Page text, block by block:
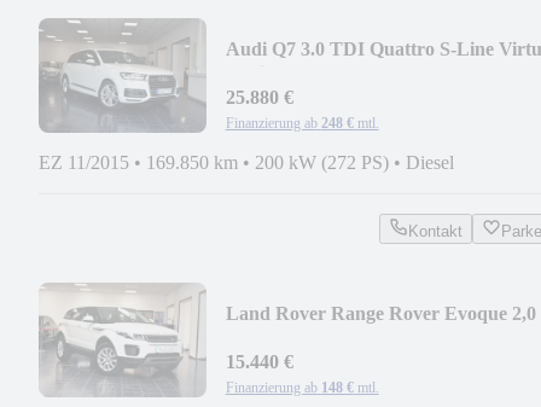
Audi Q7 3.0 TDI Quattro S-Line
25.880 €
Finanzierung ab 248 € mtl.
EZ 11/2015 • 169.850 km • 200 kW (272 PS) • Diesel
Kontakt
Land Rover Range Rover Evoque 2,0
15.440 €
Finanzierung ab 148 € mtl.